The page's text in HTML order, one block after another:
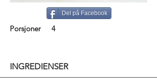
Del på Facebook
Porsjoner 4
INGREDIENSER